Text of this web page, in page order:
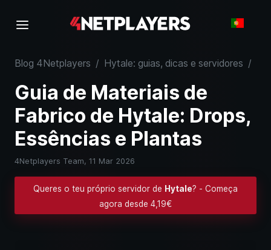
Blog 4Netplayers / Hytale: guias, dicas e servidores /
Guia de Materiais de
Fabrico de Hytale: Drops,
Essências e Plantas
4Netplayers Team, 11 Mar 2026
Queres o teu próprio servidor de Hytale? - Começa
agora desde 4,19€